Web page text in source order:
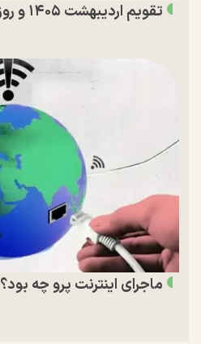
تقویم اردیبهشت ۱۴۰۵ و روز‌های تعطیل این ماه
ماجرای اینترنت پرو چه بود؟